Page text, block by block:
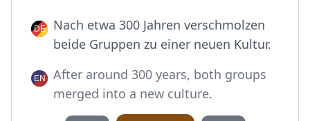
Nach etwa 300 Jahren verschmolzen
beide Gruppen zu einer neuen Kultur.
After around 300 years, both groups
merged into a new culture.